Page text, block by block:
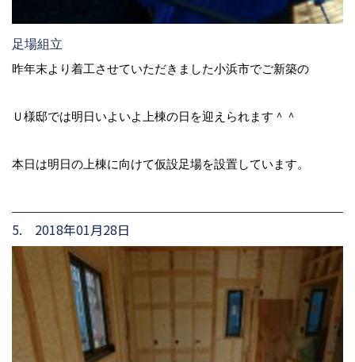
足場組立
昨年末より着工させていただきました小浜市でご新築の
Ｕ様邸では明日いよいよ上棟の日を迎えられます＾＾
本日は明日の上棟に向けて仮設足場を設置しています。
5. 2018年01月28日